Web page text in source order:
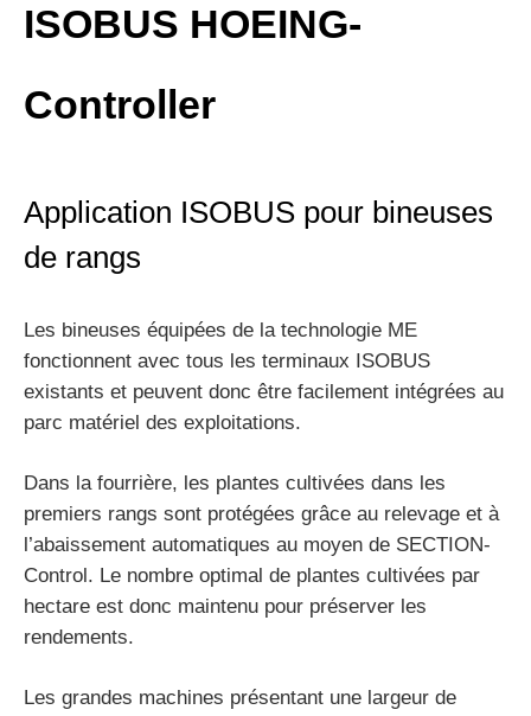
ISOBUS HOEING-
Controller
Application ISOBUS pour bineuses
de rangs
Les bineuses équipées de la technologie ME
fonctionnent avec tous les terminaux ISOBUS
existants et peuvent donc être facilement intégrées au
parc matériel des exploitations.
Dans la fourrière, les plantes cultivées dans les
premiers rangs sont protégées grâce au relevage et à
l’abaissement automatiques au moyen de SECTION-
Control. Le nombre optimal de plantes cultivées par
hectare est donc maintenu pour préserver les
rendements.
Les grandes machines présentant une largeur de